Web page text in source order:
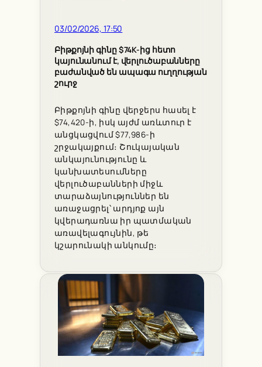
03/02/2026, 17:50
Բիթքոյնի գինը $74K-ից հետո
կայունանում է, վերլուծաբանները
բաժանված են ապագա ուղղության
շուրջ
Բիթքոյնի գինը վերջերս հասել է
$74,420-ի, իսկ այժմ առևտուր է
անցկացվում $77,986-ի
շրջակայքում։ Շուկայական
անկայունությունը և
կանխատեսումները
վերլուծաբանների միջև
տարաձայնություններ են
առաջացրել՝ արդյոք այն
կվերադառնա իր պատմական
առավելագույնին, թե
կշարունակի անկումը։